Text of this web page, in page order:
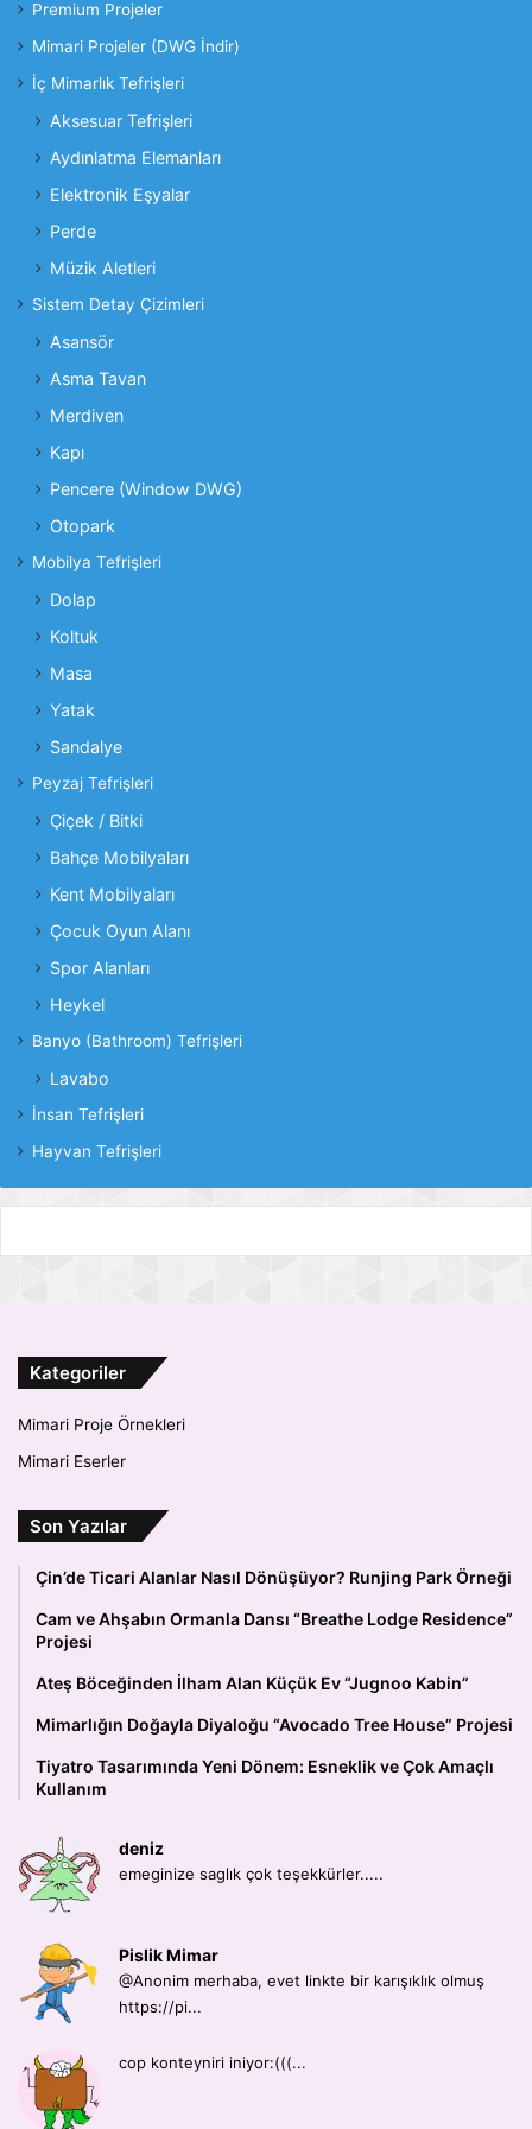
Premium Projeler
Mimari Projeler (DWG İndir)
İç Mimarlık Tefrişleri
Aksesuar Tefrişleri
Aydınlatma Elemanları
Elektronik Eşyalar
Perde
Müzik Aletleri
Sistem Detay Çizimleri
Asansör
Asma Tavan
Merdiven
Kapı
Pencere (Window DWG)
Otopark
Mobilya Tefrişleri
Dolap
Koltuk
Masa
Yatak
Sandalye
Peyzaj Tefrişleri
Çiçek / Bitki
Bahçe Mobilyaları
Kent Mobilyaları
Çocuk Oyun Alanı
Spor Alanları
Heykel
Banyo (Bathroom) Tefrişleri
Lavabo
İnsan Tefrişleri
Hayvan Tefrişleri
Kategoriler
Mimari Proje Örnekleri
Mimari Eserler
Son Yazılar
Çin’de Ticari Alanlar Nasıl Dönüşüyor? Runjing Park Örneği
Cam ve Ahşabın Ormanla Dansı “Breathe Lodge Residence”
Projesi
Ateş Böceğinden İlham Alan Küçük Ev “Jugnoo Kabin”
Mimarlığın Doğayla Diyaloğu “Avocado Tree House” Projesi
Tiyatro Tasarımında Yeni Dönem: Esneklik ve Çok Amaçlı
Kullanım
deniz
emeginize saglık çok teşekkürler.....
Pislik Mimar
@Anonim merhaba, evet linkte bir karışıklık olmuş
https://pi...
cop konteyniri iniyor:(((...